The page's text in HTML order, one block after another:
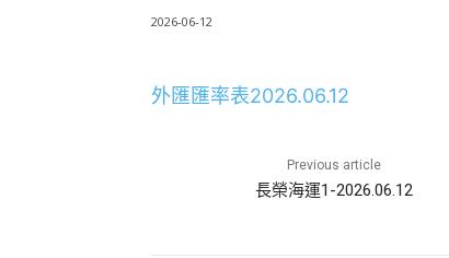
2026-06-12
外匯匯率表2026.06.12
Previous article
長榮海運1-2026.06.12